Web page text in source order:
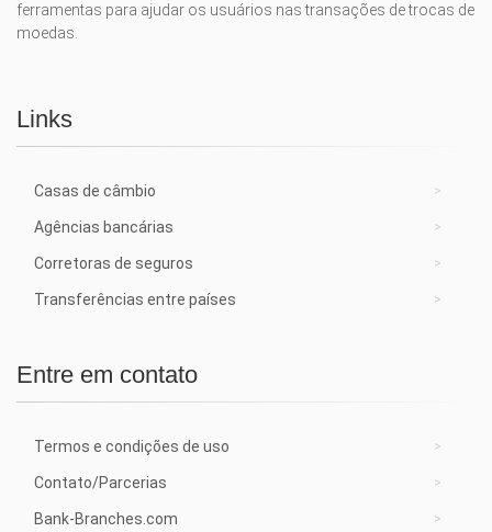
ferramentas para ajudar os usuários nas transações de trocas de
moedas.
Links
Casas de câmbio
Agências bancárias
Corretoras de seguros
Transferências entre países
Entre em contato
Termos e condições de uso
Contato/Parcerias
Bank-Branches.com